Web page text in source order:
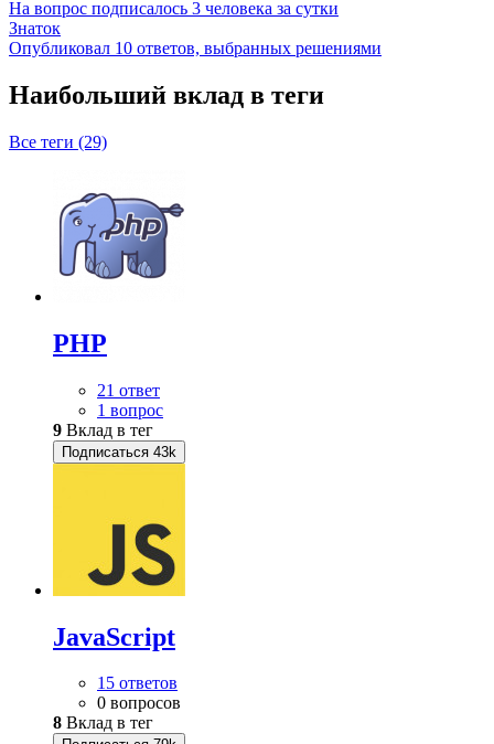
На вопрос подписалось 3 человека за сутки
Знаток
Опубликовал 10 ответов, выбранных решениями
Наибольший вклад в теги
Все теги (29)
PHP
21 ответ
1 вопрос
9 Вклад в тег
Подписаться 43k
JavaScript
15 ответов
0 вопросов
8 Вклад в тег